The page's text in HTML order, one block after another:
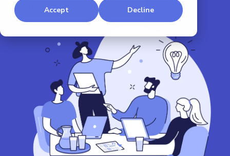
Accept Decline
Jetzt Kontakt aufnehmen